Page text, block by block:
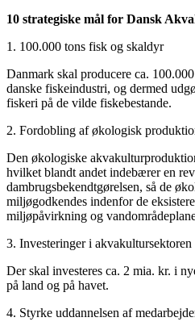
10 strategiske mål for Dansk
1. 100.000 tons fisk og skaldyr
Danmark skal producere ca.
danske fiskeindustri, og dermed
fiskeri på de vilde fiskebestande.
2. Fordobling af økologisk
Den økologiske
hvilket blandt andet indebærer en
dambrugsbekendtgørelsen, så de
miljøgodkendes indenfor de
miljøpåvirkning og
3. Investeringer i akvakultursektoren
Der skal investeres ca. 2 mia. kr. i
på land og på havet.
4. Styrke uddannelsen af